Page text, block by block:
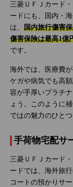
三菱ＵＦＪカード
ードにも、国内・
は、 国内旅行傷害
傷害保険は最高1億
です。
海外では、医療費
ケガや病気でも高
容が手厚いプラチ
ょう。このように
ではの魅力のひとつ
手荷物宅配サ
三菱ＵＦＪカード
ードでは、海外旅
コートの預かりサ